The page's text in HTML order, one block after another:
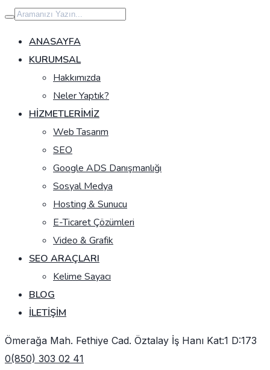
İçeriğe
geç
ANASAYFA
KURUMSAL
Hakkımızda
Neler Yaptık?
HIZMETLERIMIZ
Web Tasarım
SEO
Google ADS Danışmanlığı
Sosyal Medya
Hosting & Sunucu
E-Ticaret Çözümleri
Video & Grafik
SEO ARAÇLARI
Kelime Sayacı
BLOG
İLETIŞIM
Ömerağa Mah. Fethiye Cad. Öztalay İş Hanı Kat:1 D:173
0(850) 303 02 41